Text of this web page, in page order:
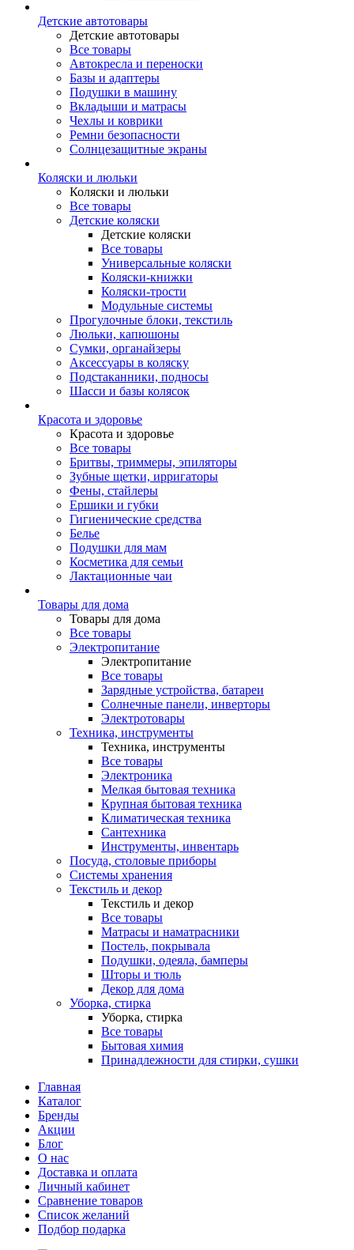
Детские автотовары
Детские автотовары
Все товары
Автокресла и переноски
Базы и адаптеры
Подушки в машину
Вкладыши и матрасы
Чехлы и коврики
Ремни безопасности
Солнцезащитные экраны
Коляски и люльки
Коляски и люльки
Все товары
Детские коляски
Детские коляски
Все товары
Универсальные коляски
Коляски-книжки
Коляски-трости
Модульные системы
Прогулочные блоки, текстиль
Люльки, капюшоны
Сумки, органайзеры
Аксессуары в коляску
Подстаканники, подносы
Шасси и базы колясок
Красота и здоровье
Красота и здоровье
Все товары
Бритвы, триммеры, эпиляторы
Зубные щетки, ирригаторы
Фены, стайлеры
Ершики и губки
Гигиенические средства
Белье
Подушки для мам
Косметика для семьи
Лактационные чаи
Товары для дома
Товары для дома
Все товары
Электропитание
Электропитание
Все товары
Зарядные устройства, батареи
Солнечные панели, инверторы
Электротовары
Техника, инструменты
Техника, инструменты
Все товары
Электроника
Мелкая бытовая техника
Крупная бытовая техника
Климатическая техника
Сантехника
Инструменты, инвентарь
Посуда, столовые приборы
Системы хранения
Текстиль и декор
Текстиль и декор
Все товары
Матрасы и наматрасники
Постель, покрывала
Подушки, одеяла, бамперы
Шторы и тюль
Декор для дома
Уборка, стирка
Уборка, стирка
Все товары
Бытовая химия
Принадлежности для стирки, сушки
Главная
Каталог
Бренды
Акции
Блог
О нас
Доставка и оплата
Личный кабинет
Сравнение товаров
Список желаний
Подбор подарка